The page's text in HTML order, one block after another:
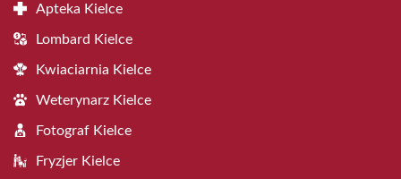
Apteka Kielce
Lombard Kielce
Kwiaciarnia Kielce
Weterynarz Kielce
Fotograf Kielce
Fryzjer Kielce